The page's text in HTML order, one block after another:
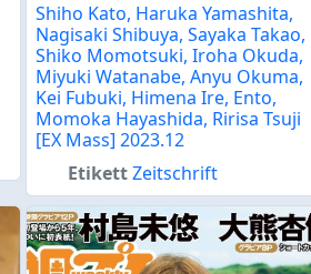
Shiho Kato, Haruka Yamashita,
Nagisaki Shibuya, Sayaka Takao,
Shiko Momotsuki, Iroha Okuda,
Miyuki Watanabe, Anyu Okuma,
Kei Fubuki, Himena Ire, Ento,
Momoka Hayashida, Ririsa Tsuji
[EX Mass] 2023.12
EtikettZeitschrift